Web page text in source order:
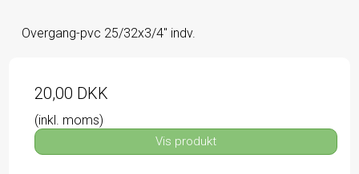
Overgang-pvc 25/32x3/4" indv.
20,00 DKK
(inkl. moms)
Vis produkt